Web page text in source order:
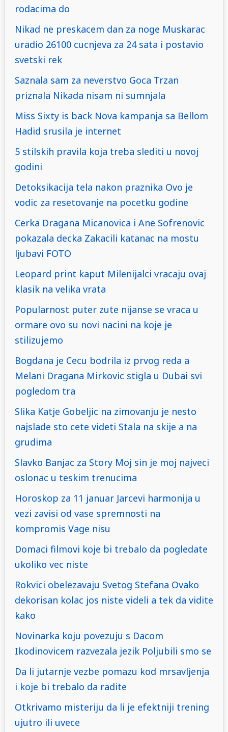
rodacima do
Nikad ne preskacem dan za noge Muskarac
uradio 26100 cucnjeva za 24 sata i postavio
svetski rek
Saznala sam za neverstvo Goca Trzan
priznala Nikada nisam ni sumnjala
Miss Sixty is back Nova kampanja sa Bellom
Hadid srusila je internet
5 stilskih pravila koja treba slediti u novoj
godini
Detoksikacija tela nakon praznika Ovo je
vodic za resetovanje na pocetku godine
Cerka Dragana Micanovica i Ane Sofrenovic
pokazala decka Zakacili katanac na mostu
ljubavi FOTO
Leopard print kaput Milenijalci vracaju ovaj
klasik na velika vrata
Popularnost puter zute nijanse se vraca u
ormare ovo su novi nacini na koje je
stilizujemo
Bogdana je Cecu bodrila iz prvog reda a
Melani Dragana Mirkovic stigla u Dubai svi
pogledom tra
Slika Katje Gobeljic na zimovanju je nesto
najslade sto cete videti Stala na skije a na
grudima
Slavko Banjac za Story Moj sin je moj najveci
oslonac u teskim trenucima
Horoskop za 11 januar Jarcevi harmonija u
vezi zavisi od vase spremnosti na
kompromis Vage nisu
Domaci filmovi koje bi trebalo da pogledate
ukoliko vec niste
Rokvici obelezavaju Svetog Stefana Ovako
dekorisan kolac jos niste videli a tek da vidite
kako
Novinarka koju povezuju s Dacom
Ikodinovicem razvezala jezik Poljubili smo se
Da li jutarnje vezbe pomazu kod mrsavljenja
i koje bi trebalo da radite
Otkrivamo misteriju da li je efektniji trening
ujutro ili uvece